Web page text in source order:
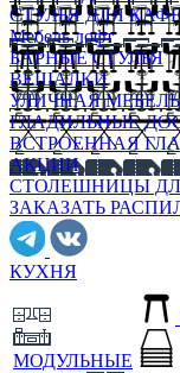
СТУЛЬЯ ДЛЯ
Мебель лофт
БАРНЫЕ СТУЛЬЯ
ВЕШАЛКИ
УЛИЧНАЯ МЕБЕЛЬ
ГЛАДИЛЬНЫЕ
ВСТРОЕННАЯ
АКЦИИ
СТОЛЕШНИЦЫ
ЗАКАЗАТЬ
КУХНЯ
МОДУЛЬНЫЕ